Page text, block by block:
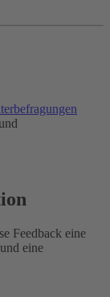
Feedback eine
eine